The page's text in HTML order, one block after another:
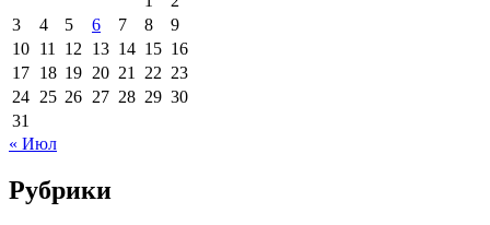
3
4 5 6 7 8
9
10 11 12 13 14 15 16
17 18 19 20 21 22 23
24 25 26 27 28 29 30
31
« Июл
Рубрики